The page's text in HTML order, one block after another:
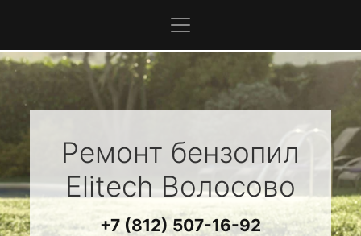
Ремонт бензопил
ElitechВолосово
+7 (812) 507-16-92